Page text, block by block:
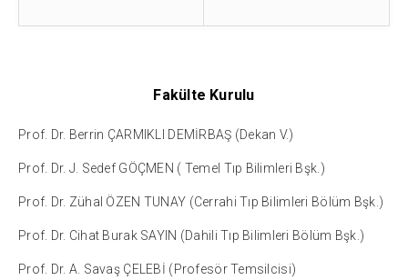
Fakülte Kurulu
Prof. Dr. Berrin ÇARMIKLI DEMİRBAŞ (Dekan V.)
Prof. Dr. J. Sedef GÖÇMEN ( Temel Tıp Bilimleri Bşk.)
Prof. Dr. Zühal ÖZEN TUNAY (Cerrahi Tıp Bilimleri Bölüm Bşk.)
Prof. Dr. Cihat Burak SAYIN (Dahili Tıp Bilimleri Bölüm Bşk.)
Prof. Dr. A. Savaş ÇELEBİ (Profesör Temsilcisi)